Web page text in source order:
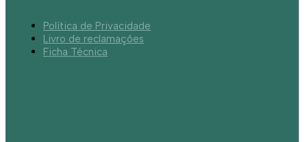
Política de Privacidade
Livro de reclamações
Ficha Técnica